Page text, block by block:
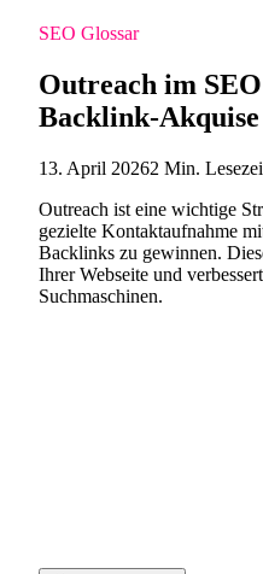
SEO Glossar
Outreach im
Backlink-Akquise
13. April 20262 Min.
Outreach ist eine wichtige
gezielte Kontaktaufnahme
Backlinks zu gewinnen.
Ihrer Webseite und
Suchmaschinen.